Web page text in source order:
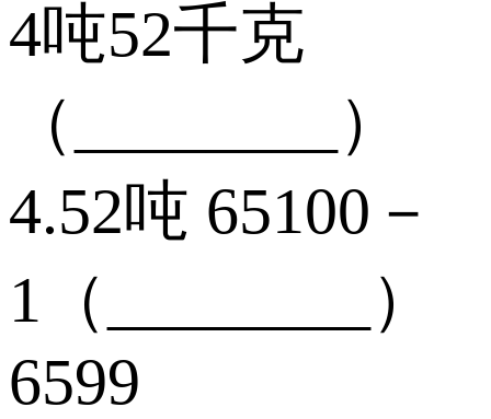
4吨52千克
（________）
4.52吨 65100－
1（________）
6599